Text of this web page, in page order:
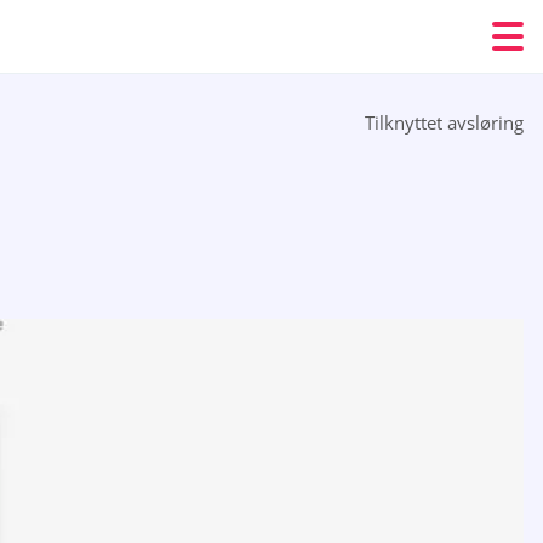
Tilknyttet avsløring